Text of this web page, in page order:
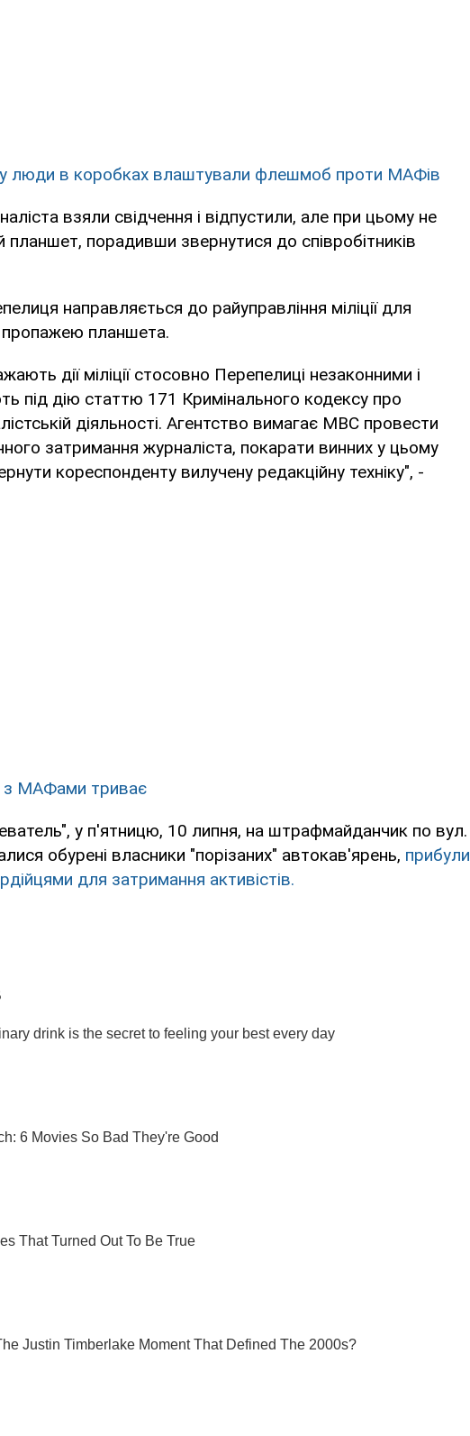
люди в коробках влаштували флешмоб проти МАФів
взяли свідчення і відпустили, але при цьому не
планшет, порадивши звернутися до співробітників
направляється до райуправління міліції для
пропажею планшета.
дії міліції стосовно Перепелиці незаконними і
під дію статтю 171 Кримінального кодексу про
діяльності. Агентство вимагає МВС провести
затримання журналіста, покарати винних у цьому
кореспонденту вилучену редакційну техніку", -
з МАФами триває
у п'ятницю, 10 липня, на штрафмайданчик по вул.
обурені власники "порізаних" автокав'ярень, прибули
для затримання активістів.